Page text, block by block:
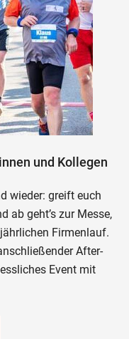
und Kollegen
wieder: greift euch
ab geht’s zur Messe,
Firmenlauf.
After-
Event mit